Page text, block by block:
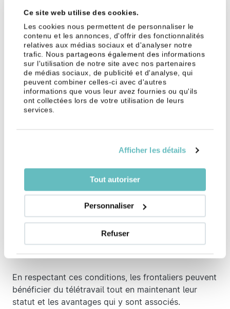
Ce site web utilise des cookies.
Les cookies nous permettent de personnaliser le
contenu et les annonces, d'offrir des fonctionnalités
relatives aux médias sociaux et d'analyser notre
trafic. Nous partageons également des informations
sur l'utilisation de notre site avec nos partenaires
de médias sociaux, de publicité et d'analyse, qui
peuvent combiner celles-ci avec d'autres
informations que vous leur avez fournies ou qu'ils
ont collectées lors de votre utilisation de leurs
services.
Afficher les détails
Tout autoriser
Personnaliser
Refuser
Quelles sont les conditions
pour bénéficier du statut de
frontalier en télétravail ?
Pour bénéficier du statut de frontalier en télétravail,
les conditions suivantes doivent être remplies :
Résidence: le salarié doit résider en France et
doit, en principe, retourner quotidiennement ou
au moins une fois par semaine à son domicile en
France.
Accord de l'employeur: le télétravail doit être
formellement accepté par l'employeur suisse,
précisant les modalités du télétravail.
En respectant ces conditions, les frontaliers peuvent
bénéficier du télétravail tout en maintenant leur
statut et les avantages qui y sont associés.